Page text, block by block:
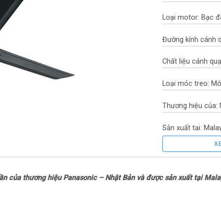
Loại motor: Bạc
Đường kính cánh
Chất liệu cánh
Loại móc treo:
Thương hiệu của:
Sản xuất tại:
Năm ra mắt: 2020
Lưu ý: Chiều
cao (có tính phí)
của thương hiệu Panasonic – Nhật Bản và được sản xuất tại